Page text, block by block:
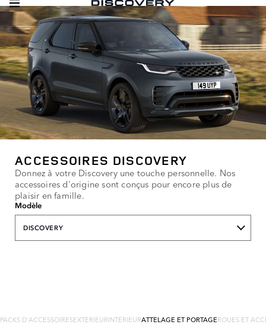
ACCESSOIRES DISCOVERY
Donnez à votre Discovery une touche personnelle. Nos
accessoires d'origine sont conçus pour encore plus de
plaisir en famille.
Modèle
DISCOVERY
PACKS D'ACCESSOIRESEXTÉRIEURINTÉRIEURATTELAGE ET PORTAGEROUES ET